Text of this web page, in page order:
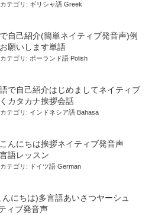
カテゴリ: ギリシャ語 Greek
自己紹介(簡単ネイティブ発音声)例
願いします単語
カテゴリ: ポーランド語 Polish
で自己紹介はじめましてネイティブ
カタカナ挨拶会話
カテゴリ: インドネシア語 Bahasa
こんにちは挨拶ネイティブ発音声
語レッスン
カテゴリ: ドイツ語 German
にちは)多言語あいさつヤーシュ
ィブ発音声